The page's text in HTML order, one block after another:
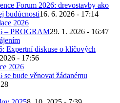
Forum 2026: drevostavby ako
budúcnosti16. 6. 2026 - 17:14
– PROGRAM29. 1. 2026 - 16:47
Expertní diskuse o klíčových
- 17:56
bude věnovat žádanému